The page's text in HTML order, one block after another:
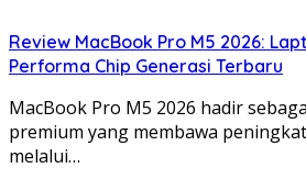
Review MacBook Pro M5 2026:
Performa Chip Generasi Terbaru
MacBook Pro M5 2026 hadir
premium yang membawa
melalui…